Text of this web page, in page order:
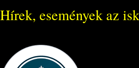
Hírek, események az